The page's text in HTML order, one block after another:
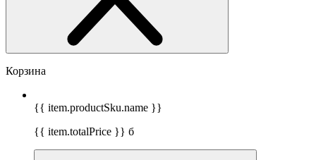
Корзина
{{ item.productSku.name }}
{{ item.totalPrice }} б